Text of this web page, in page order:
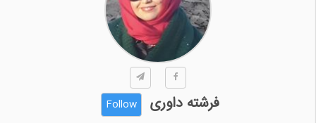
فرشته داوری
Follow